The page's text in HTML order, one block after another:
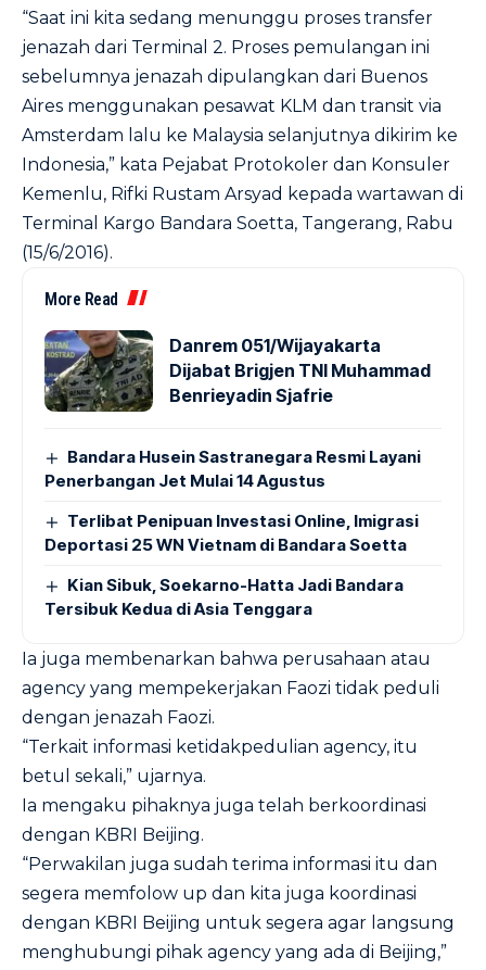
“Saat ini kita sedang menunggu proses transfer
jenazah dari Terminal 2. Proses pemulangan ini
sebelumnya jenazah dipulangkan dari Buenos
Aires menggunakan pesawat KLM dan transit via
Amsterdam lalu ke Malaysia selanjutnya dikirim ke
Indonesia,” kata Pejabat Protokoler dan Konsuler
Kemenlu, Rifki Rustam Arsyad kepada wartawan di
Terminal Kargo Bandara Soetta, Tangerang, Rabu
(15/6/2016).
More Read
Danrem 051/Wijayakarta
Dijabat Brigjen TNI Muhammad
Benrieyadin Sjafrie
Bandara Husein Sastranegara Resmi Layani
Penerbangan Jet Mulai 14 Agustus
Terlibat Penipuan Investasi Online, Imigrasi
Deportasi 25 WN Vietnam di Bandara Soetta
Kian Sibuk, Soekarno-Hatta Jadi Bandara
Tersibuk Kedua di Asia Tenggara
Ia juga membenarkan bahwa perusahaan atau
agency yang mempekerjakan Faozi tidak peduli
dengan jenazah Faozi.
“Terkait informasi ketidakpedulian agency, itu
betul sekali,” ujarnya.
Ia mengaku pihaknya juga telah berkoordinasi
dengan KBRI Beijing.
“Perwakilan juga sudah terima informasi itu dan
segera memfolow up dan kita juga koordinasi
dengan KBRI Beijing untuk segera agar langsung
menghubungi pihak agency yang ada di Beijing,”